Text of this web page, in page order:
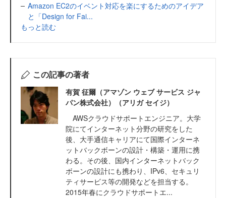
Amazon EC2のイベント対応を楽にするためのアイデア
と「Design for Fai...
もっと読む
この記事の著者
有賀 征爾（アマゾン ウェブ サービス ジャ
パン株式会社）（アリガ セイジ）
AWSクラウドサポートエンジニア。大学
院にてインターネット分野の研究をした
後、大手通信キャリアにて国際インターネ
ットバックボーンの設計・構築・運用に携
わる。その後、国内インターネットバック
ボーンの設計にも携わり、IPv6、セキュリ
ティサービス等の開発などを担当する。
2015年春にクラウドサポートエ...